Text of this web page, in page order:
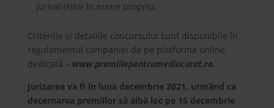
jurnaliștilor în nume propriu.
Criteriile și detaliile concursului sunt disponibile în
regulamentul campaniei de pe platforma online
dedicată – www.premiilepentrumediucurat.ro.
Jurizarea va fi în luna decembrie 2021, urmând ca
decernarea premiilor să aibă loc pe 15 decembrie